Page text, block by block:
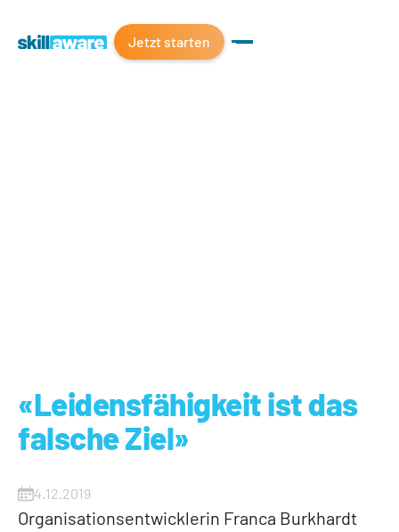
Jetzt starten
«Leidensfähigkeit ist das
falsche Ziel»
4.12.2019
Organisationsentwicklerin Franca Burkhardt